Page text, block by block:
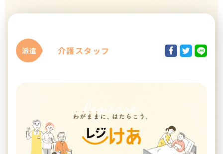
派遣 介護スタッフ